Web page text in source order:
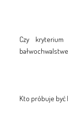
Czy
Kto próbuje być